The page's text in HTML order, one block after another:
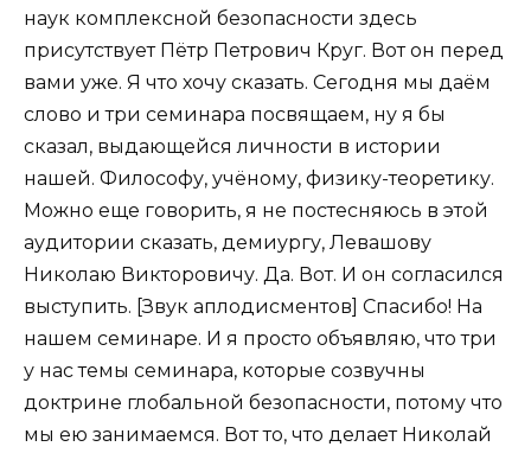
наук комплексной безопасности здесь
присутствует Пётр Петрович Круг. Вот он перед
вами уже. Я что хочу сказать. Сегодня мы даём
слово и три семинара посвящаем, ну я бы
сказал, выдающейся личности в истории
нашей. Философу, учёному, физику-теоретику.
Можно еще говорить, я не постесняюсь в этой
аудитории сказать, демиургу, Левашову
Николаю Викторовичу. Да. Вот. И он согласился
выступить. [Звук аплодисментов] Спасибо! На
нашем семинаре. И я просто объявляю, что три
у нас темы семинара, которые созвучны
доктрине глобальной безопасности, потому что
мы ею занимаемся. Вот то, что делает Николай